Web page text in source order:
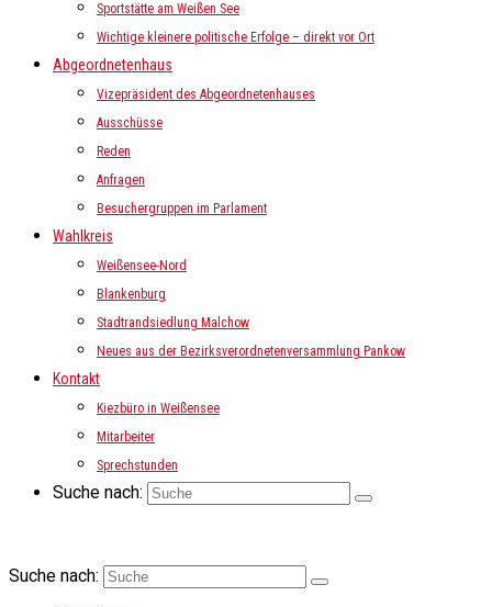
Sportstätte am Weißen See
Wichtige kleinere politische Erfolge – direkt vor Ort
Abgeordnetenhaus
Vizepräsident des Abgeordnetenhauses
Ausschüsse
Reden
Anfragen
Besuchergruppen im Parlament
Wahlkreis
Weißensee-Nord
Blankenburg
Stadtrandsiedlung Malchow
Neues aus der Bezirksverordnetenversammlung Pankow
Kontakt
Kiezbüro in Weißensee
Mitarbeiter
Sprechstunden
Suche nach:
Suche nach: